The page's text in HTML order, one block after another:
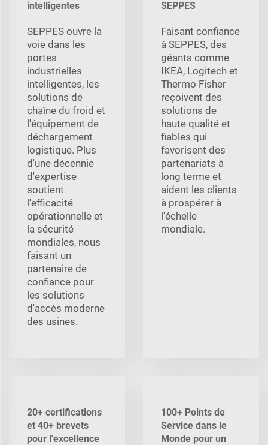
intelligentes
SEPPES ouvre la
voie dans les
portes
industrielles
intelligentes, les
solutions de
chaîne du froid et
l'équipement de
déchargement
logistique. Plus
d'une décennie
d'expertise
soutient
l'efficacité
opérationnelle et
la sécurité
mondiales, nous
faisant un
partenaire de
confiance pour
les solutions
d'accès moderne
des usines.
SEPPES
Faisant confiance
à SEPPES, des
géants comme
IKEA, Logitech et
Thermo Fisher
reçoivent des
solutions de
haute qualité et
fiables qui
favorisent des
partenariats à
long terme et
aident les clients
à prospérer à
l'échelle
mondiale.
20+ certifications
et 40+ brevets
pour l'excellence
100+ Points de
Service dans le
Monde pour un